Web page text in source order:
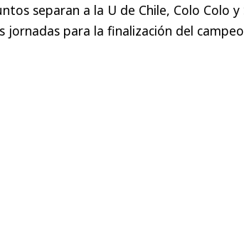
separan a la U de Chile, Colo Colo
jornadas para la finalización del